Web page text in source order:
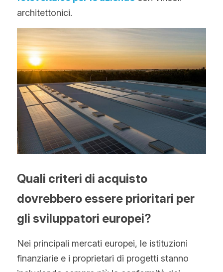
architettonici.
Quali criteri di acquisto
dovrebbero essere prioritari per
gli sviluppatori europei?
Nei principali mercati europei, le istituzioni
finanziarie e i proprietari di progetti stanno